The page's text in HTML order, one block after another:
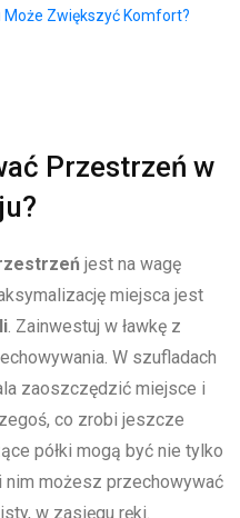
Zwiększyć​ Komfort?
Przestrzeń w
jest na ⁣wagę
miejsca ⁢jest
. Zainwestuj w ławkę z
W ⁤szufladach
zaoszczędzić miejsce i
co ‌zrobi jeszcze
półki mogą ⁤być nie tylko
​nim możesz przechowywać
w zasięgu ręki.